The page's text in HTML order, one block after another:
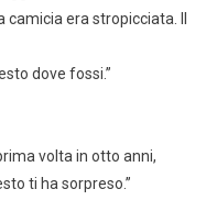
camicia era stropicciata. Il
dove fossi.”
volta in otto anni,
ti ha sorpreso.”